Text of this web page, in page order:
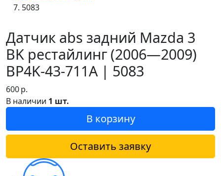
5083
Датчик abs задний Mazda 3
BK рестайлинг (2006—2009)
BP4K-43-711A | 5083
600р.
В наличии 1 шт.
В корзину
Оставить заявку